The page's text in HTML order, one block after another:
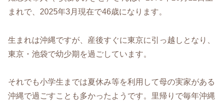
まれで、2025年3月現在で46歳になります。
生まれは沖縄ですが、産後すぐに東京に引っ越しとなり、
東京・池袋で幼少期を過ごしています。
それでも小学生までは夏休み等を利用して母の実家がある
沖縄で過ごすことも多かったようです。里帰りで毎年沖縄